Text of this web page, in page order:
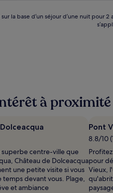
la base d’un séjour d’une nuit
à proximité
superbe centre-ville que
Château de Dolceacqua
une petite visite si vous
temps devant vous. Plage,
et ambiance
Pont
8.8/10
pour
Vieux,